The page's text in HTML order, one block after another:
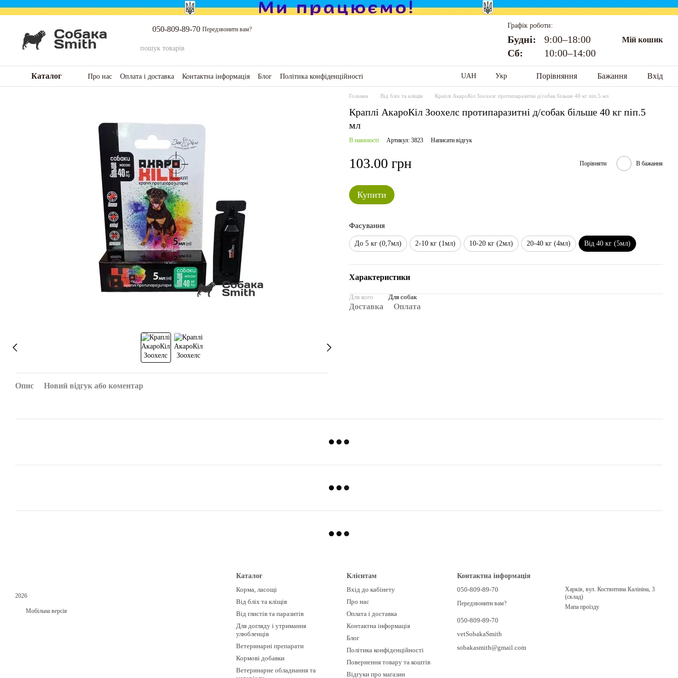
Перейти до основного контенту
050-809-89-70 Передзвонити вам?
Графік роботи:
Будні:
9:00–18:00
Сб:
10:00–14:00
Мій кошик
Каталог Про нас Оплата і доставка Контактна інформація Блог
Політика конфіденційності
Повернення товару та коштів
Відгуки про магазин
UAH Укр Порівняння Бажання Вхід
Опис Новий відгук або коментар
Головна Від бліх та кліщів Краплі АкароКіл Зоохелс протипаразитні д/собак більше 40 кг піп.5 мл
Краплі АкароКіл Зоохелс протипаразитні д/собак більше 40 кг піп.5
мл
В наявності Артикул: 3823 Написати відгук
103.00 грн Порівняти В бажання
Купити
Фасування
До 5 кг (0,7мл) 2-10 кг (1мл) 10-20 кг (2мл) 20-40 кг (4мл) Від 40 кг (5мл)
Характеристики
Для кого Для собак
Доставка Оплата
2026
Мобільна версія
Каталог
Корма, ласощі
Від бліх та кліщів
Від глистів та паразитів
Для догляду і утримання
улюбленців
Ветеринарні препарати
Кормові добавки
Ветеринарне обладнання та
Клієнтам
Вхід до кабінету
Про нас
Оплата і доставка
Контактна інформація
Блог
Політика конфіденційності
Повернення товару та коштів
Відгуки про магазин
Контактна інформація
050-809-89-70
Передзвонити вам?
050-809-89-70
vetSobakaSmith
sobakasmith@gmail.com
Харків, вул. Костянтина Калініна, 3
(склад)
Мапа проїзду